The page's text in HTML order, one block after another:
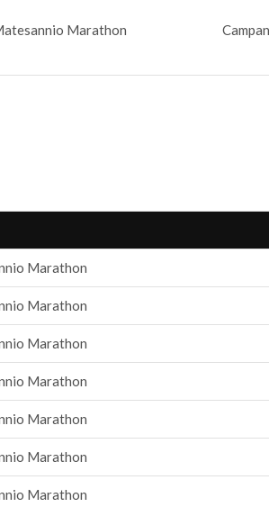
Marathon
Marathon
Marathon
Marathon
Marathon
Marathon
Marathon
Marathon